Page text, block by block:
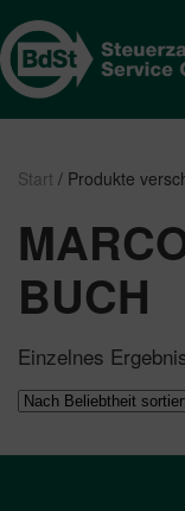
Start / Produkte
BUCH
Einzelnes